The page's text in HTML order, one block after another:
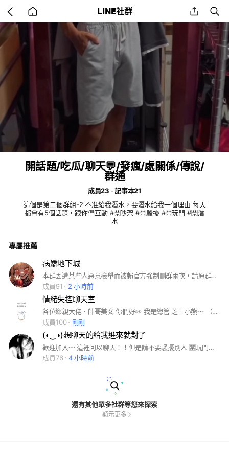
back
to
home
LINE社群 share
開話題/吃瓜/聊天💬/發瘋/處關係/傳說/
群通
成員23
記事本21
這個是第二個群組-2 不准給我潛水，要潛水給我一個理由 每天
都會有5個話題，跟你們互動 #🈲吵架 #🈲騷擾 #🈲玩門 #🈲潛
水
專屬推薦
病嬌地下城
本群因遭某些人惡意檢舉而被賴官方強制刪群兩次，請原群成員有意願的在進入本群。另外也希望舉報人給我個解釋，本群兩次到100人左右的時候卻被刪群⋯⋯⋯⋯。
成員91
2 小時前
情緒失控聊天室
各位鄉親大佬、帥哥美女 你們好👀 我是總管 芝士小熊～ （隆重登場） 看到就不要走了啦！ 進來跟我聊天唄 社群內的人都很溫柔的🫪🫪 包括我（應該吧？ 呵呵🤭 快進來啦～ 創群日 不知道🤷🏻‍♀️ 創立人：起司小熊 此人已經創立過2個社群 都被系統刪掉 本社群是第三個哦👻👻 起司小熊邀請您加入🙈🙈
成員100
剛剛
(◐‿◑) 想聊天的給我進來就對了
歡迎加入～ 這裡可以聊天！！但是請不要騷擾別人 🈲玩門🈲騷擾 很重要！ 要管管熟了會給不要情勒我 管管們可以自行解決問題！不要來問我 都可以聊～噁男噁女就不要加入了💕
成員76
4 小時前
還有其他眾多社群等您來探索
顯示更多